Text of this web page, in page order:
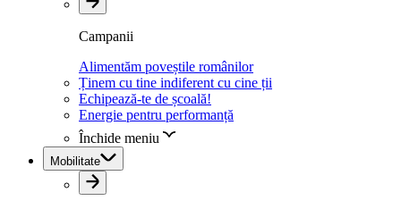
Campanii
Alimentăm poveștile românilor
Ținem cu tine indiferent cu cine ții
Echipează-te de școală!
Energie pentru performanță
Închide meniu
Mobilitate